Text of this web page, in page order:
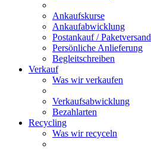
Ankaufskurse
Ankaufabwicklung
Postankauf / Paketversand
Persönliche Anlieferung
Begleitschreiben
Verkauf
Was wir verkaufen
Verkaufsabwicklung
Bezahlarten
Recycling
Was wir recyceln